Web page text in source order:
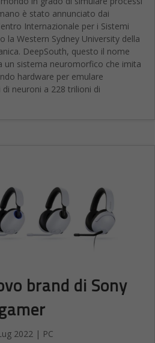
è stato annunciato dai
Internazionale per i Sistemi
la Western Sydney University della
DeepSouth, questo il nome
un sistema neuromorfico che imita
hardware per emulare
neuroni a 228 trilioni di
brand di Sony
2022 | PC